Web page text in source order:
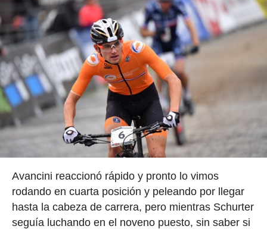
Avancini reaccionó rápido y pronto lo vimos
rodando en cuarta posición y peleando por llegar
hasta la cabeza de carrera, pero mientras Schurter
seguía luchando en el noveno puesto, sin saber si